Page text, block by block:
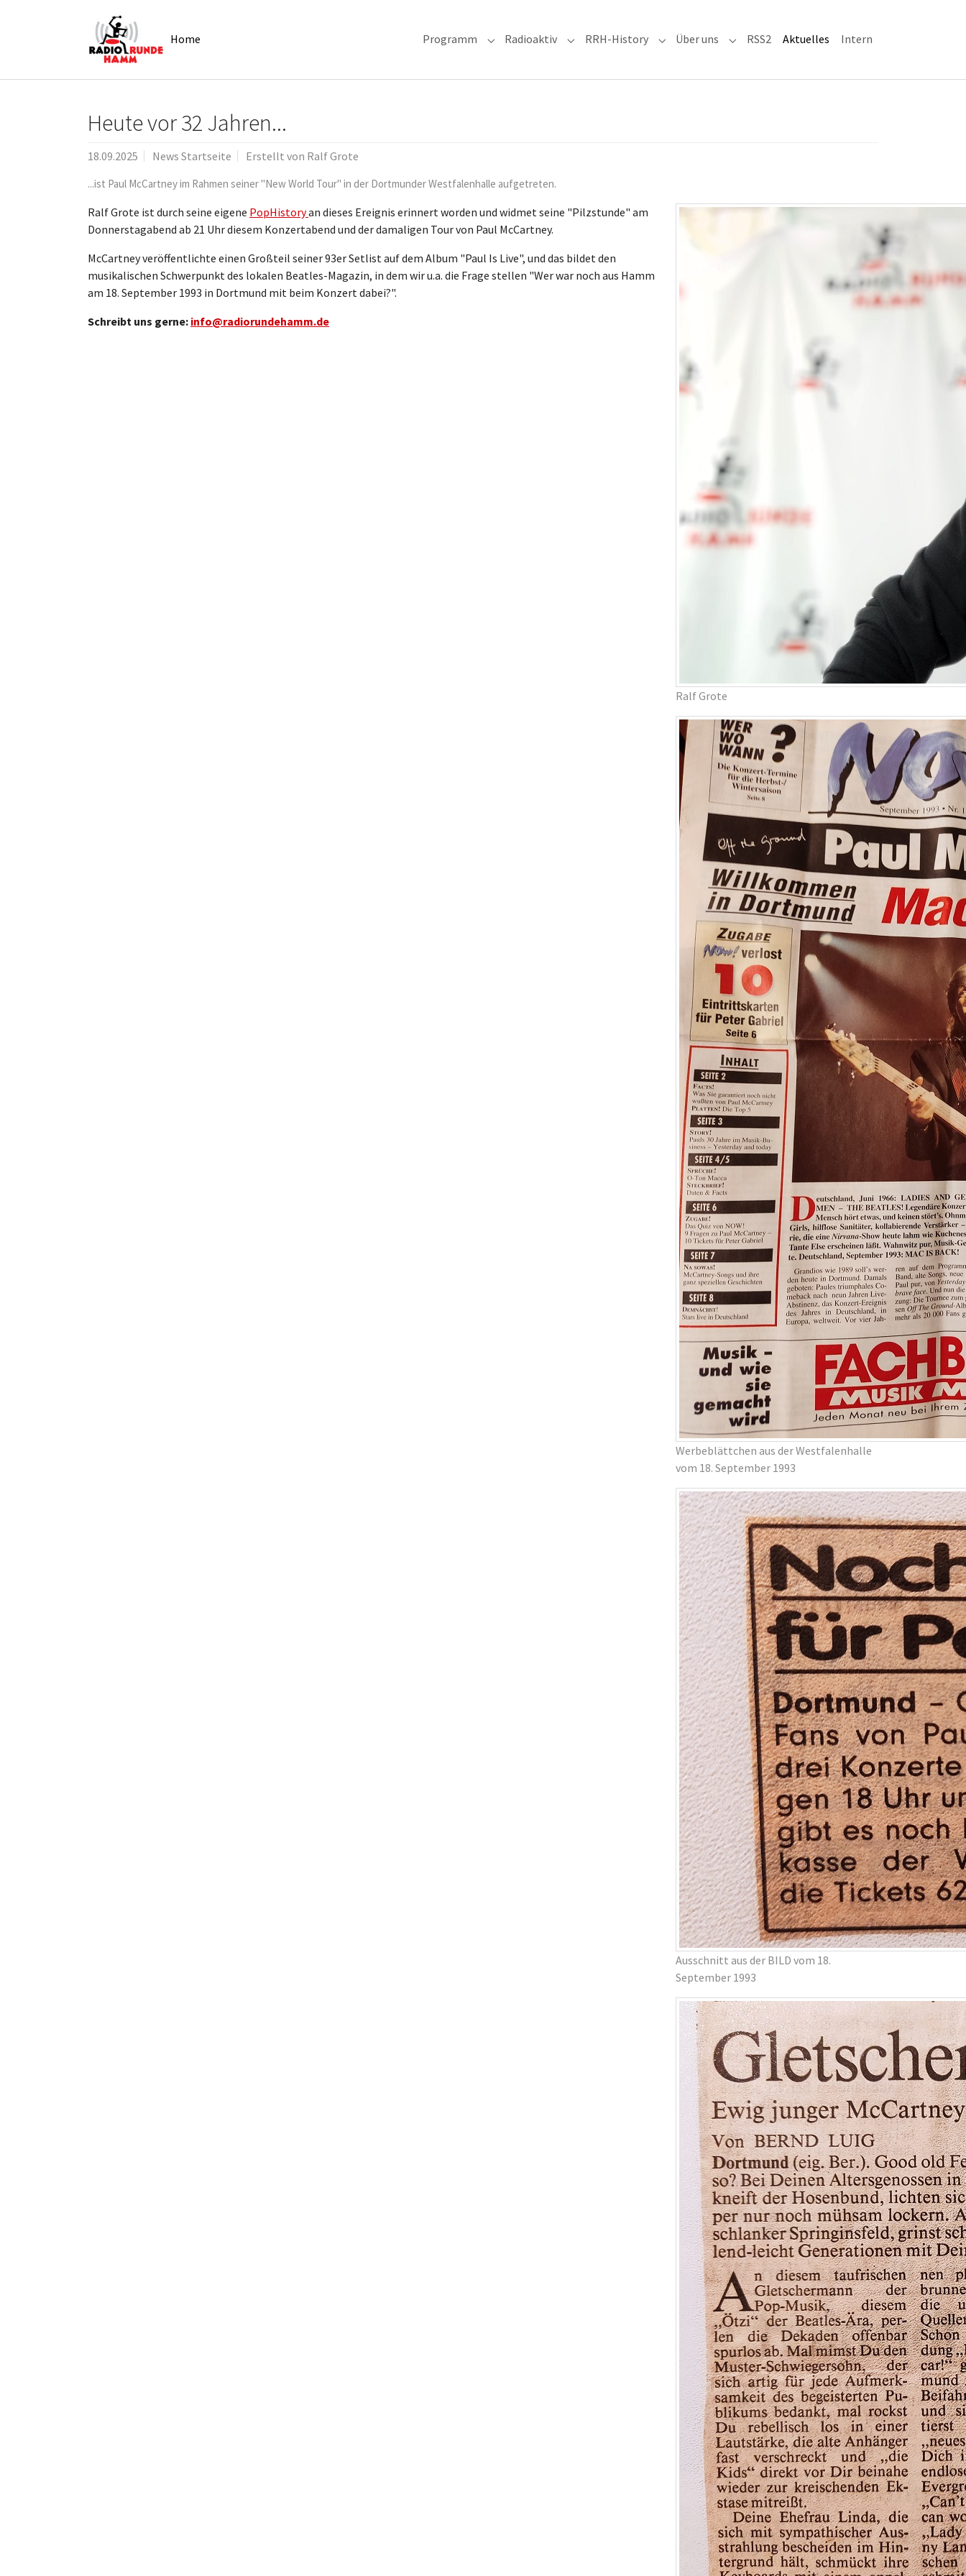
Home Programm Submenu for "Programm"
Radioaktiv Submenu for "Radioaktiv"
RRH-History Submenu for "RRH-History"
Über uns Submenu for "Über uns"
RSS2 Aktuelles (current)
Intern
Heute vor 32 Jahren...
18.09.2025 News Startseite Erstellt von Ralf Grote
...ist Paul McCartney im Rahmen seiner "New World Tour" in der Dortmunder Westfalenhalle aufgetreten.
Ralf Grote
Werbeblättchen aus der Westfalenhalle
vom 18. September 1993
Ausschnitt aus der BILD vom 18.
September 1993
Ralf Grote ist durch seine eigene PopHistoryan dieses Ereignis erinnert worden und widmet seine "Pilzstunde" am
Donnerstagabend ab 21 Uhr diesem Konzertabend und der damaligen Tour von Paul McCartney.
McCartney veröffentlichte einen Großteil seiner 93er Setlist auf dem Album "Paul Is Live", und das bildet den
musikalischen Schwerpunkt des lokalen Beatles-Magazin, in dem wir u.a. die Frage stellen "Wer war noch aus Hamm
am 18. September 1993 in Dortmund mit beim Konzert dabei?".
Schreibt uns gerne: info@radiorundehamm.de